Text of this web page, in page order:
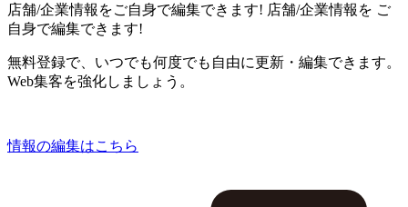
店舗/企業情報をご自身で編集できます! 店舗/企業情報を ご
自身で編集できます!
無料登録で、いつでも何度でも自由に更新・編集できます。
Web集客を強化しましょう。
情報の編集はこちら